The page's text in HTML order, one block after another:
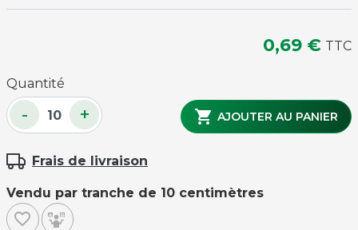
0,69 € TTC
Quantité
- +  AJOUTER AU PANIER
Frais de livraison
Vendu par tranche de 10 centimètres
favorite_border